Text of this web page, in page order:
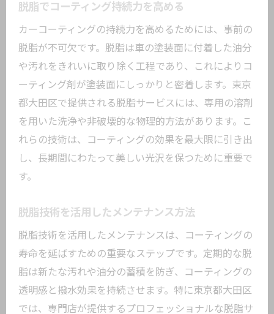
脱脂でコーティング持続力を高める
カーコーティングの持続力を高めるためには、事前の
脱脂が不可欠です。脱脂は車の塗装面に付着した油分
や汚れをきれいに取り除く工程であり、これによりコ
ーティング剤が塗装面にしっかりと密着します。東京
都大田区で提供される脱脂サービスには、専用の溶剤
を用いた洗浄や非破壊的な物理的方法があります。こ
れらの技術は、コーティングの効果を最大限に引き出
し、長期間にわたって美しい光沢を保つために重要で
す。
脱脂技術を活用したメンテナンス方法
脱脂技術を活用したメンテナンスは、コーティングの
寿命を延ばすための重要なステップです。定期的な脱
脂は新たな汚れや油分の蓄積を防ぎ、コーティングの
透明感と撥水効果を持続させます。特に東京都大田区
では、専門店が提供するプロフェッショナルな脱脂サ